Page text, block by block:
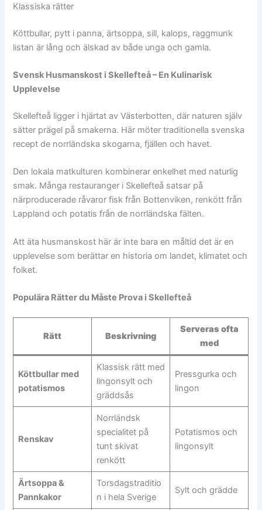
Klassiska rätter
Köttbullar, pytt i panna, ärtsoppa, sill, kalops, raggmunk
listan är lång och älskad av både unga och gamla.
Svensk Husmanskost i Skellefteå – En Kulinarisk
Upplevelse
Skellefteå ligger i hjärtat av Västerbotten, där naturen själv
sätter prägel på smakerna. Här möter traditionella svenska
recept de norrländska skogarna, fjällen och havet.
Den lokala matkulturen kombinerar enkelhet med naturlig
smak. Många restauranger i Skellefteå satsar på
närproducerade råvaror fisk från Bottenviken, renkött från
Lappland och potatis från de norrländska fälten.
Att äta husmanskost här är inte bara en måltid det är en
upplevelse som berättar en historia om landet, klimatet och
folket.
Populära Rätter du Måste Prova i Skellefteå
Rätt Beskrivning
Serveras ofta
med
Köttbullar med
potatismos
Klassisk rätt med
lingonsylt och
gräddsås
Pressgurka och
lingon
Renskav
Norrländsk
specialitet på
tunt skivat
renkött
Potatismos och
lingonsylt
Ärtsoppa &
Pannkakor
Torsdagstraditio
n i hela Sverige
Sylt och grädde